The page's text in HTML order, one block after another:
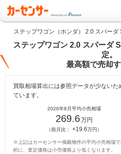
ステップワゴン（ホンダ） 2.0 スパー
ステップワゴン 2.0 スパーダ
定。
最高額で売却
買取相場算出には参照データが少ない
ています。
2026年8月平均小売相場
269.6万円
（前月比： +19.6万円）
※上記はカーセンサー掲載物件の平均小売相場
的に、査定価格は小売価格より低くなります。